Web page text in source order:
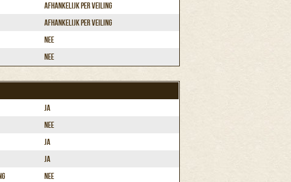
Afhankelijk per veiling
Afhankelijk per veiling
Nee
Nee
Ja
Nee
Ja
Ja
Nee